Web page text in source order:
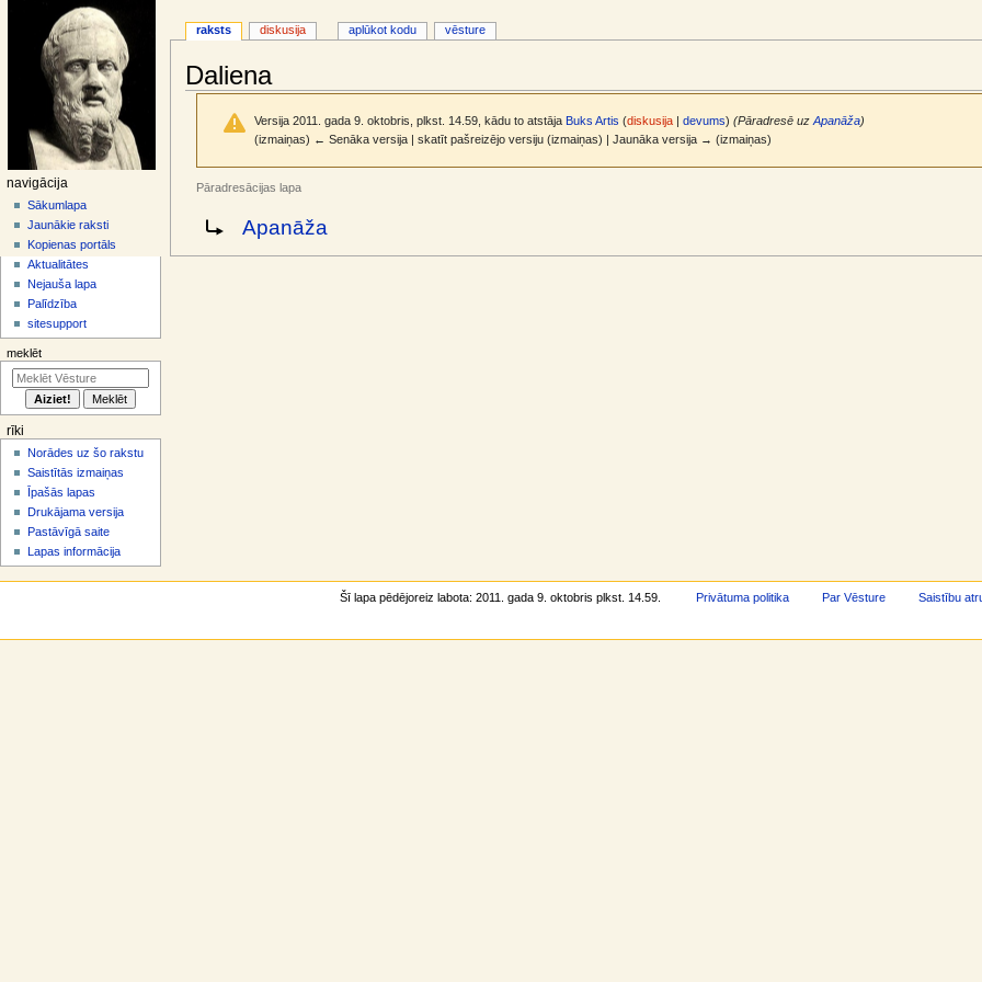
Daliena
Versija 2011. gada 9. oktobris, plkst. 14.59, kādu to atstāja Buks Artis (diskusija |devums) (Pāradresē uzApanāža)
(izmaiņas) ← Senāka versija | skatīt pašreizējo versiju (izmaiņas) | Jaunāka versija → (izmaiņas)
Pāradresācijas lapa
Jump
navigation
Jump
search
Pāradresēt uz:Apanāža
N
i
s
n
raksts diskusija aplūkot kodu vēsture
navigācija
Sākumlapa
Jaunākie raksti
Kopienas portāls
Aktualitātes
Nejauša lapa
Palīdzība
sitesupport
meklēt
rīki
Norādes uz šo rakstu
Saistītās izmaiņas
Īpašās lapas
Drukājama versija
Pastāvīgā saite
Lapas informācija
Šī lapa pēdējoreiz labota: 2011. gada 9. oktobris plkst. 14.59. Privātuma politika Par Vēsture Saistību